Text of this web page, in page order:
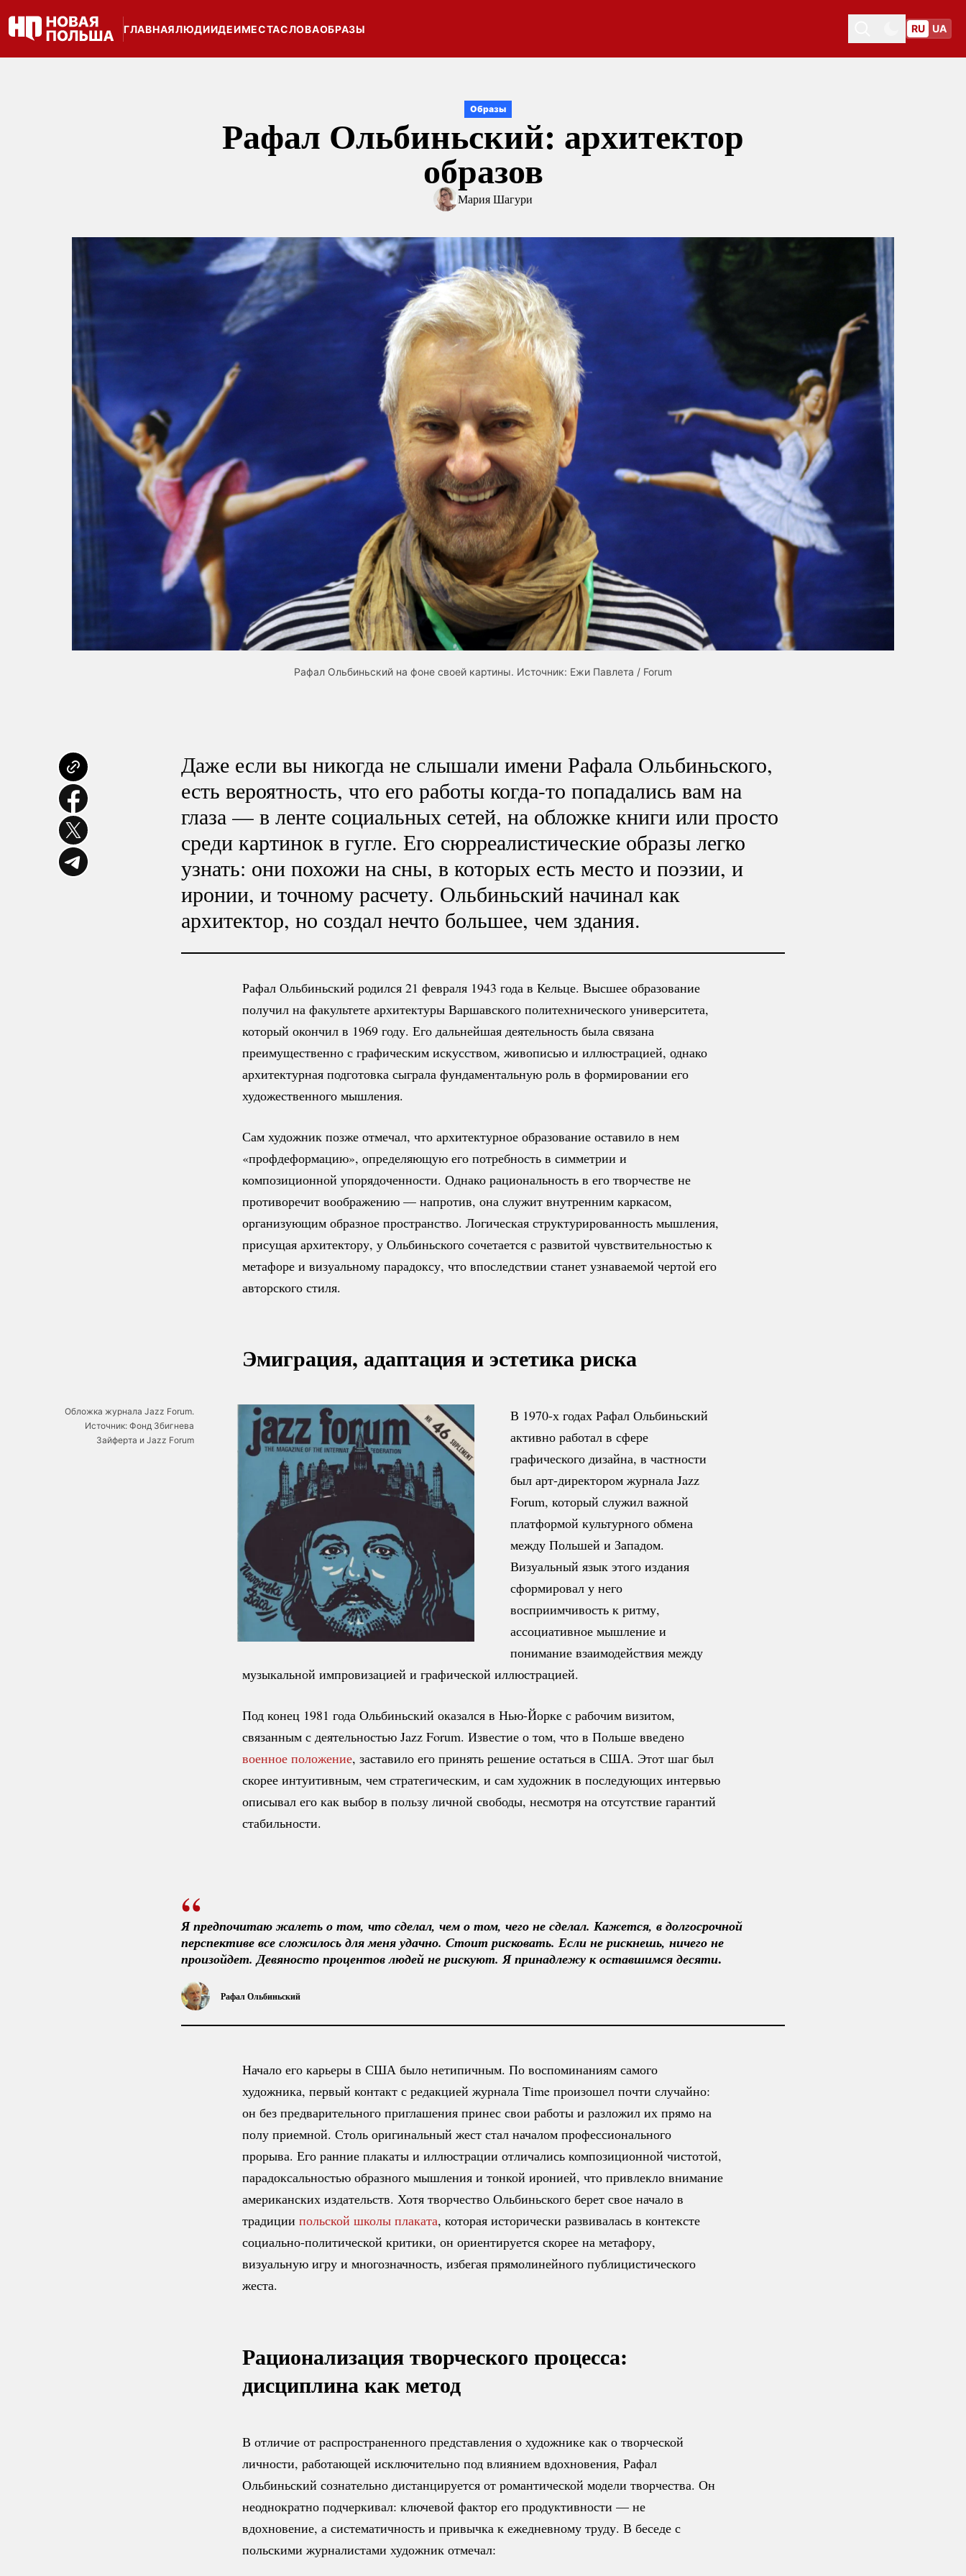
ГЛАВНАЯЛЮДИИДЕИМЕСТАСЛОВАОБРАЗЫ
Toggle themeToggle theme
RU UA
Образы
Рафал Ольбиньский: архитектор
образов
Мария Шагури
Рафал Ольбиньский на фоне своей картины. Источник: Ежи Павлета / Forum
Даже если вы никогда не слышали имени Рафала Ольбиньского,
есть вероятность, что его работы когда-то попадались вам на
глаза — в ленте социальных сетей, на обложке книги или просто
среди картинок в гугле. Его сюрреалистические образы легко
узнать: они похожи на сны, в которых есть место и поэзии, и
иронии, и точному расчету. Ольбиньский начинал как
архитектор, но создал нечто большее, чем здания.
Рафал Ольбиньский родился 21 февраля 1943 года в Кельце. Высшее образование
получил на факультете архитектуры Варшавского политехнического университета,
который окончил в 1969 году. Его дальнейшая деятельность была связана
преимущественно с графическим искусством, живописью и иллюстрацией, однако
архитектурная подготовка сыграла фундаментальную роль в формировании его
художественного мышления.
Сам художник позже отмечал, что архитектурное образование оставило в нем
«профдеформацию», определяющую его потребность в симметрии и
композиционной упорядоченности. Однако рациональность в его творчестве не
противоречит воображению — напротив, она служит внутренним каркасом,
организующим образное пространство. Логическая структурированность мышления,
присущая архитектору, у Ольбиньского сочетается с развитой чувствительностью к
метафоре и визуальному парадоксу, что впоследствии станет узнаваемой чертой его
авторского стиля.
Эмиграция, адаптация и эстетика риска
Обложка журнала Jazz Forum.
Источник: Фонд Збигнева
Зайферта и Jazz Forum
В 1970-х годах Рафал Ольбиньский
активно работал в сфере
графического дизайна, в частности
был арт-директором журнала Jazz
Forum, который служил важной
платформой культурного обмена
между Польшей и Западом.
Визуальный язык этого издания
сформировал у него
восприимчивость к ритму,
ассоциативное мышление и
понимание взаимодействия между
музыкальной импровизацией и графической иллюстрацией.
Под конец 1981 года Ольбиньский оказался в Нью-Йорке с рабочим визитом,
связанным с деятельностью Jazz Forum. Известие о том, что в Польше введено
военное положение, заставило его принять решение остаться в США. Этот шаг был
скорее интуитивным, чем стратегическим, и сам художник в последующих интервью
описывал его как выбор в пользу личной свободы, несмотря на отсутствие гарантий
стабильности.
Рафал Ольбиньский
Я предпочитаю жалеть о том, что сделал, чем о том, чего не сделал. Кажется, в долгосрочной
перспективе все сложилось для меня удачно. Стоит рисковать. Если не рискнешь, ничего не
произойдет. Девяносто процентов людей не рискуют. Я принадлежу к оставшимся десяти.
Начало его карьеры в США было нетипичным. По воспоминаниям самого
художника, первый контакт с редакцией журнала Time произошел почти случайно:
он без предварительного приглашения принес свои работы и разложил их прямо на
полу приемной. Столь оригинальный жест стал началом профессионального
прорыва. Его ранние плакаты и иллюстрации отличались композиционной чистотой,
парадоксальностью образного мышления и тонкой иронией, что привлекло внимание
американских издательств. Хотя творчество Ольбиньского берет свое начало в
традиции польской школы плаката, которая исторически развивалась в контексте
социально-политической критики, он ориентируется скорее на метафору,
визуальную игру и многозначность, избегая прямолинейного публицистического
жеста.
Рационализация творческого процесса:
дисциплина как метод
В отличие от распространенного представления о художнике как о творческой
личности, работающей исключительно под влиянием вдохновения, Рафал
Ольбиньский сознательно дистанцируется от романтической модели творчества. Он
неоднократно подчеркивал: ключевой фактор его продуктивности — не
вдохновение, а систематичность и привычка к ежедневному труду. В беседе с
польскими журналистами художник отмечал: